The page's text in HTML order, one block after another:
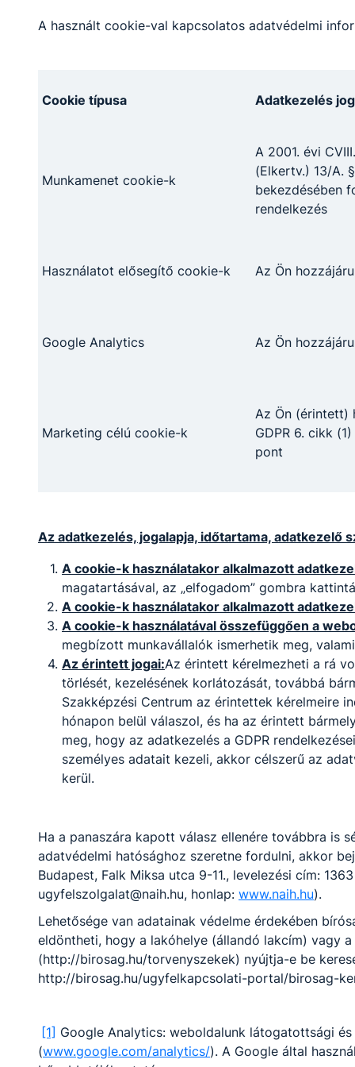
KollanyiMiklosGyorgy​
-
okleveles
beczegabor​@turr.hu
német nyelvtanár,
fejlesztőpedagógus
pumpnebiroagnes​
@turr.hu
Osztályfőnök:
mk.vezető
Fogadó óra:
-
Balykó Gyöngyvér
Barbara
gyver​@turr.hu
Osztályfőnök:
-
Fogadó óra:
Bata Mónika
és gazdasági
szakfordító
A használt cookie-val kapcsolatos adatvédelmi
Cookie típusa Adatkezelés
Munkamenet cookie-k
A 2001. évi
(Elkertv.) 13/A.
bekezdésében
rendelkezés
Használatot elősegítő cookie-k Az Ön
Google Analytics Az Ön
Marketing célú cookie-k
Az Ön (érintett)
GDPR 6. cikk
pont
Az adatkezelés, jogalapja, időtartama, adatkezelő
A cookie-k használatakor alkalmazott
magatartásával, az „elfogadom” gombra
A cookie-k használatakor alkalmazott
A cookie-k használatával összefüggően a
megbízott munkavállalók ismerhetik meg,
Az érintett jogai:Az érintett kérelmezheti a rá
törlését, kezelésének korlátozását, továbbá
Szakképzési Centrum az érintettek kérelmeire
hónapon belül válaszol, és ha az érintett
meg, hogy az adatkezelés a GDPR
személyes adatait kezeli, akkor célszerű az
kerül.
Ha a panaszára kapott válasz ellenére továbbra is
adatvédelmi hatósághoz szeretne fordulni, akkor
Budapest, Falk Miksa utca 9-11., levelezési cím:
ugyfelszolgalat@naih.hu, honlap: www.naih.hu).
Lehetősége van adatainak védelme érdekében
eldöntheti, hogy a lakóhelye (állandó lakcím) vagy
(http://birosag.hu/torvenyszekek) nyújtja-e be
http://birosag.hu/ugyfelkapcsolati-portal/birosag-
[1] Google Analytics: weboldalunk látogatottsági
(www.google.com/analytics/). A Google által